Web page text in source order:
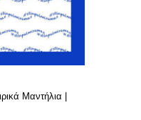
Μαντήλια